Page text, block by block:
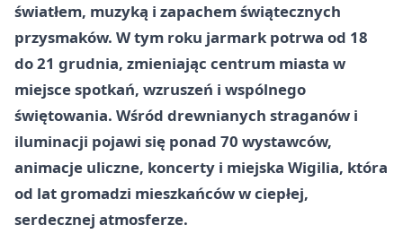
światłem, muzyką i zapachem świątecznych
przysmaków. W tym roku jarmark potrwa od 18
do 21 grudnia, zmieniając centrum miasta w
miejsce spotkań, wzruszeń i wspólnego
świętowania. Wśród drewnianych straganów i
iluminacji pojawi się ponad 70 wystawców,
animacje uliczne, koncerty i miejska Wigilia, która
od lat gromadzi mieszkańców w ciepłej,
serdecznej atmosferze.